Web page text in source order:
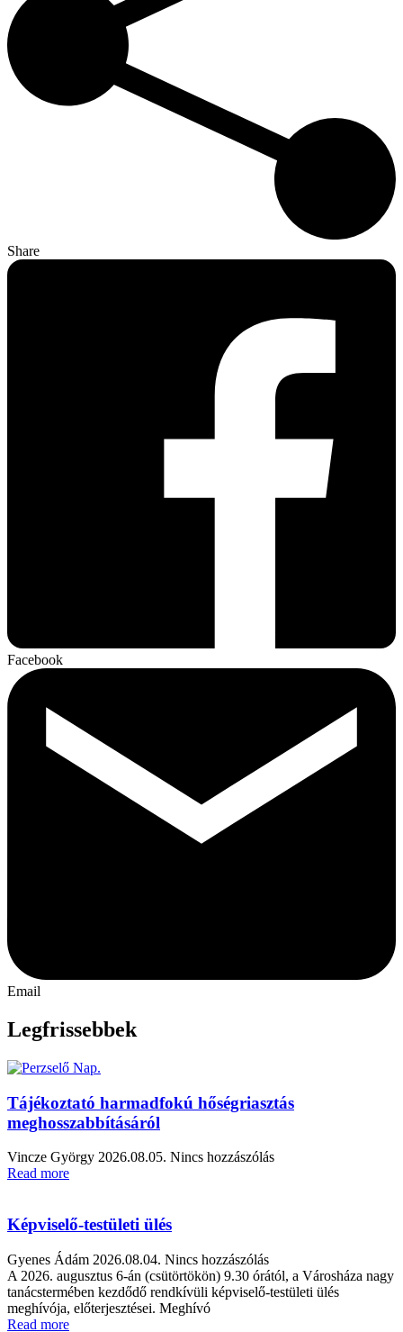
Share
Facebook
Email
Legfrissebbek
Tájékoztató harmadfokú hőségriasztás
meghosszabbításáról
Vincze György 2026.08.05. Nincs hozzászólás
Read more
Képviselő-testületi ülés
Gyenes Ádám 2026.08.04. Nincs hozzászólás
A 2026. augusztus 6-án (csütörtökön) 9.30 órától, a Városháza nagy
tanácstermében kezdődő rendkívüli képviselő-testületi ülés
meghívója, előterjesztései. Meghívó
Read more